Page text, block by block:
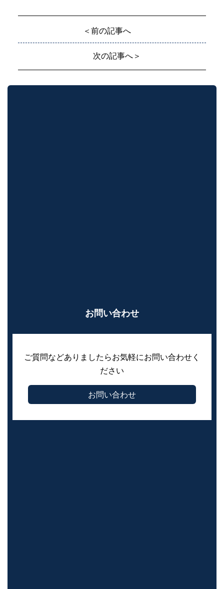
＜前の記事へ
次の記事へ＞
お問い合わせ
ご質問などありましたらお気軽にお問い合わせく
ださい
お問い合わせ